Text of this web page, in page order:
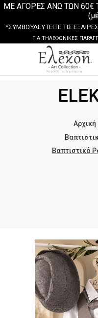
ΜΕ ΑΓΟΡΕΣ ΑΝΩ ΤΩΝ 60€
*ΣΥΜΒΟΥΛΕΥΤΕΙΤΕ ΤΙΣ
ΓΙΑ ΤΗΛΕΦΩΝΙΚΕΣ
Αρχική
Βαπτιστικό